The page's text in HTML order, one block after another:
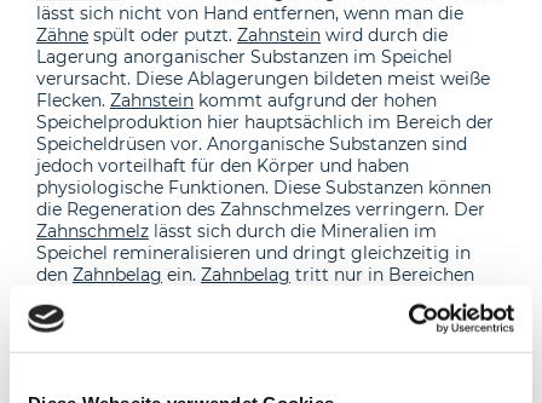
lässt sich nicht von Hand entfernen, wenn man die
Zähne spült oder putzt. Zahnstein wird durch die
Lagerung anorganischer Substanzen im Speichel
verursacht. Diese Ablagerungen bildeten meist weiße
Flecken. Zahnstein kommt aufgrund der hohen
Speichelproduktion hier hauptsächlich im Bereich der
Speicheldrüsen vor. Anorganische Substanzen sind
jedoch vorteilhaft für den Körper und haben
physiologische Funktionen. Diese Substanzen können
die Regeneration des Zahnschmelzes verringern. Der
Zahnschmelz lässt sich durch die Mineralien im
Speichel remineralisieren und dringt gleichzeitig in
den Zahnbelag ein. Zahnbelag tritt nur in Bereichen
innerhalb weniger Tage aushärten und so hart werden,
dass man ihn nicht durch regelmäßige
Zahnreinigung